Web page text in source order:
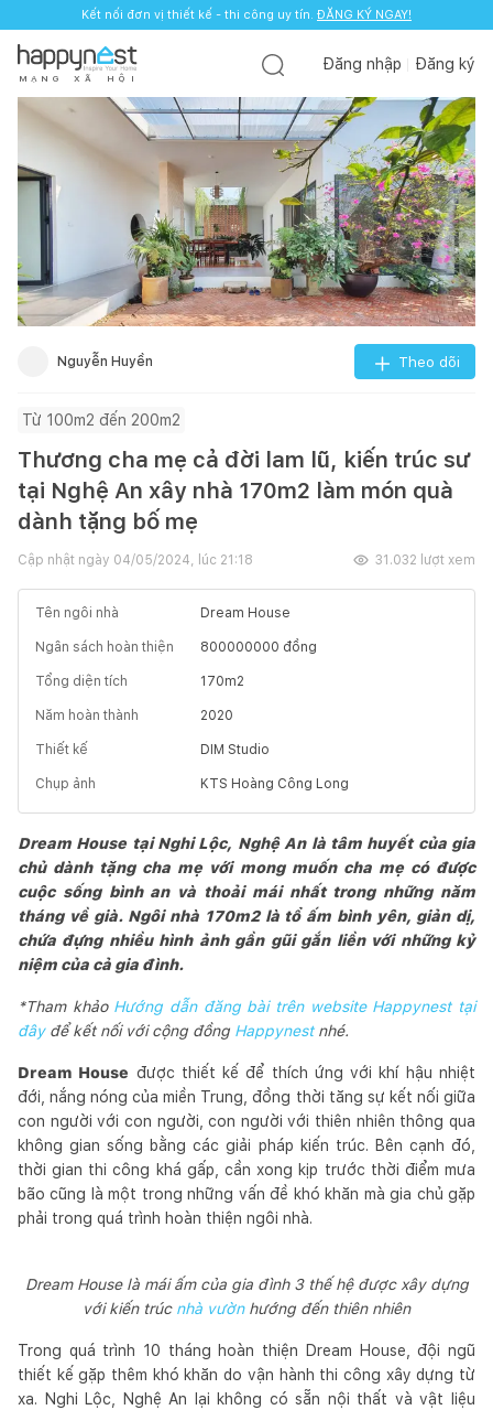
Kết nối đơn vị thiết kế - thi công uy tín. ĐĂNG KÝ NGAY!
M Ạ N G X Ã H Ộ I
Đăng nhập Đăng ký
Nguyễn Huyền Theo dõi
Từ 100m2 đến 200m2
Thương cha mẹ cả đời lam lũ, kiến trúc sư
tại Nghệ An xây nhà 170m2 làm món quà
dành tặng bố mẹ
Cập nhật ngày 04/05/2024, lúc 21:18 31.032 lượt xem
Tên ngôi nhà Dream House
Ngân sách hoàn thiện 800000000 đồng
Tổng diện tích 170m2
Năm hoàn thành 2020
Thiết kế DIM Studio
Chụp ảnh KTS Hoàng Công Long
Dream House tại Nghi Lộc, Nghệ An là tâm huyết của gia
chủ dành tặng cha mẹ với mong muốn cha mẹ có được
cuộc sống bình an và thoải mái nhất trong những năm
tháng về già. Ngôi nhà 170m2 là tổ ấm bình yên, giản dị,
chứa đựng nhiều hình ảnh gần gũi gắn liền với những kỷ
niệm của cả gia đình.
*Tham khảo Hướng dẫn đăng bài trên website Happynest tại
đâyđể kết nối với cộng đồng Happynest nhé.
Dream House được thiết kế để thích ứng với khí hậu nhiệt
đới, nắng nóng của miền Trung, đồng thời tăng sự kết nối giữa
con người với con người, con người với thiên nhiên thông qua
không gian sống bằng các giải pháp kiến ​​trúc. Bên cạnh đó,
thời gian thi công khá gấp, cần xong kịp trước thời điểm mưa
bão cũng là một trong những vấn đề khó khăn mà gia chủ gặp
phải trong quá trình hoàn thiện ngôi nhà.
Dream House là mái ấm của gia đình 3 thế hệ được xây dựng
với kiến trúc nhà vườnhướng đến thiên nhiên
Trong quá trình 10 tháng hoàn thiện Dream House, đội ngũ
thiết kế gặp thêm khó khăn do vận hành thi công xây dựng từ
xa. Nghi Lộc, Nghệ An lại không có sẵn nội thất và vật liệu